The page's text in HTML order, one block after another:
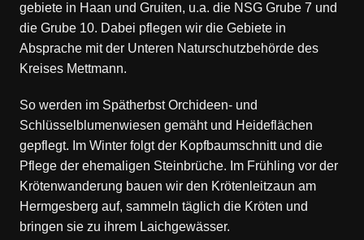
gebiete in Haan und Gruiten, u.a. die NSG Grube 7 und
die Grube 10. Dabei pflegen wir die Gebiete in
Absprache mit der Unteren Naturschutzbehörde des
Kreises Mettmann.
So werden im Spätherbst Orchideen- und
Schlüsselblumenwiesen gemäht und Heideflächen
gepflegt. Im Winter folgt der Kopfbaumschnitt und die
Pflege der ehemaligen Steinbrüche. Im Frühling vor der
Krötenwanderung bauen wir den Krötenleitzaun am
Hermgesberg auf, sammeln täglich die Kröten und
bringen sie zu ihrem Laichgewässer.